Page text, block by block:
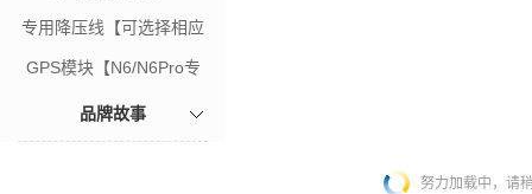
机型专用】
专用降压线【可选择相应
套餐下单】
GPS模块【N6/N6Pro专
品牌故事
努力加载中，请